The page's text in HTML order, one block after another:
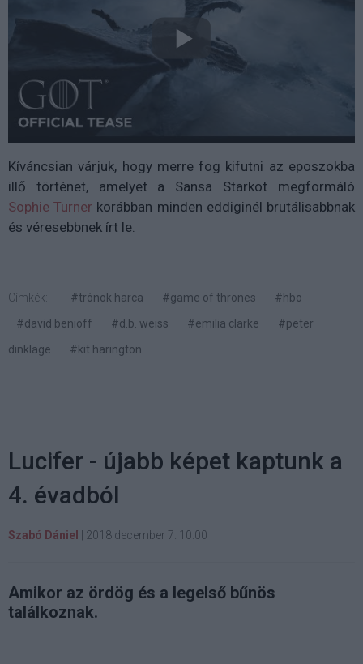
Kíváncsian várjuk, hogy merre fog kifutni az eposzokba
illő történet, amelyet a Sansa Starkot megformáló
Sophie Turner korábban minden eddiginél brutálisabbnak
és véresebbnek írt le.
Címkék: #trónok harca #game of thrones
#hbo
#david benioff
#d.b. weiss #emilia clarke
#peter
dinklage
#kit harington
Lucifer - újabb képet kaptunk a
4. évadból
Szabó Dániel 2018 december 7. 10:00
Amikor az ördög és a legelső bűnös
találkoznak.